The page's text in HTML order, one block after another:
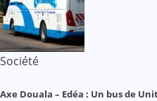
Société
Axe Douala – Edéa : Un bus de